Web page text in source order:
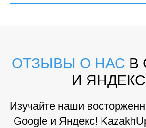
ОТЗЫВЫ О НАС В
И ЯНДЕКС
Изучайте наши
Google и Яндекс!